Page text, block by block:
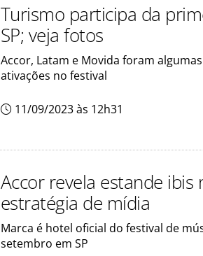
Turismo participa da
SP; veja fotos
Accor, Latam e Movida foram
ativações no festival
11/09/2023 às 12h31
Accor revela estande ibis
estratégia de mídia
Marca é hotel oficial do festival de
setembro em SP